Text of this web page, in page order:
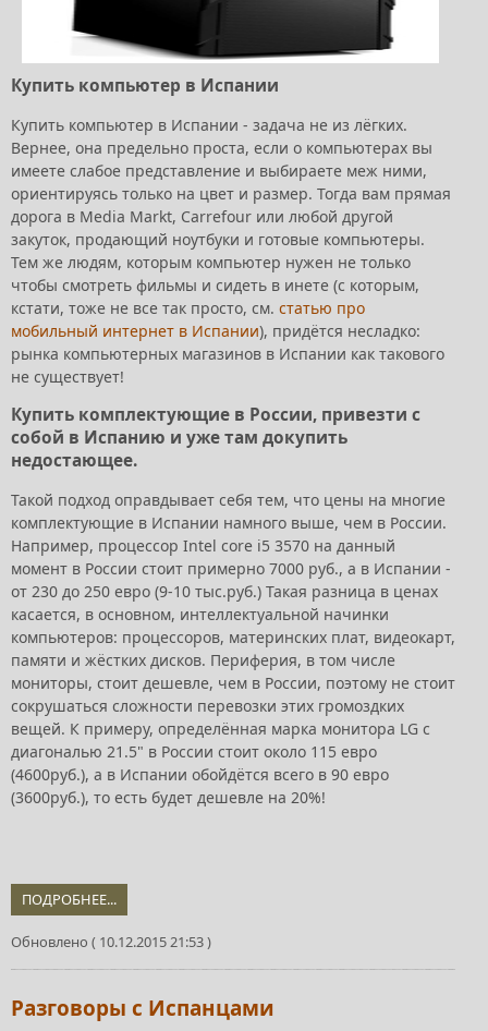
Купить компьютер в Испании
Купить компьютер в Испании - задача не из лёгких.
Вернее, она предельно проста, если о компьютерах вы
имеете слабое представление и выбираете меж ними,
ориентируясь только на цвет и размер. Тогда вам прямая
дорога в Media Markt, Carrefour или любой другой
закуток, продающий ноутбуки и готовые компьютеры.
Тем же людям, которым компьютер нужен не только
чтобы смотреть фильмы и сидеть в инете (с которым,
кстати, тоже не все так просто, см. статью про
мобильный интернет в Испании), придётся несладко:
рынка компьютерных магазинов в Испании как такового
не существует!
Купить комплектующие в России, привезти с
собой в Испанию и уже там докупить
недостающее.
Такой подход оправдывает себя тем, что цены на многие
комплектующие в Испании намного выше, чем в России.
Например, процессор Intel core i5 3570 на данный
момент в России стоит примерно 7000 руб., а в Испании -
от 230 до 250 евро (9-10 тыс.руб.) Такая разница в ценах
касается, в основном, интеллектуальной начинки
компьютеров: процессоров, материнских плат, видеокарт,
памяти и жёстких дисков. Периферия, в том числе
мониторы, стоит дешевле, чем в России, поэтому не стоит
сокрушаться сложности перевозки этих громоздких
вещей. К примеру, определённая марка монитора LG с
диагональю 21.5" в России стоит около 115 евро
(4600руб.), а в Испании обойдётся всего в 90 евро
(3600руб.), то есть будет дешевле на 20%!
ПОДРОБНЕЕ...
Обновлено ( 10.12.2015 21:53 )
Разговоры с Испанцами